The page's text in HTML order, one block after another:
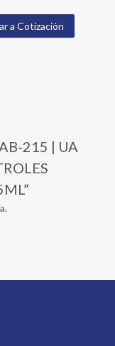
a Cotización
215 | UA